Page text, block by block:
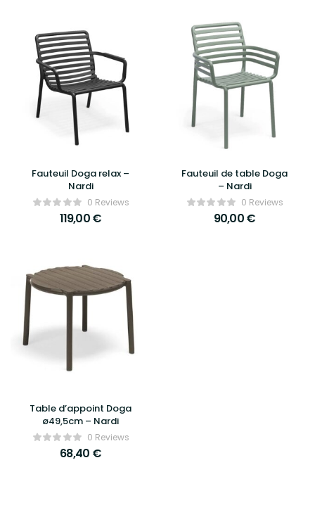
Fauteuil Doga relax –
Nardi
0 Reviews
119,00€
Fauteuil de table Doga
– Nardi
0 Reviews
90,00€
Table d’appoint Doga
ø49,5cm – Nardi
0 Reviews
68,40 €